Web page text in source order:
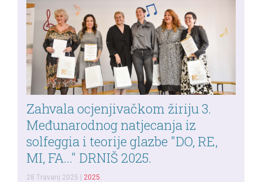
Zahvala ocjenjivačkom žiriju 3.
Međunarodnog natjecanja iz
solfeggia i teorije glazbe "DO, RE,
MI, FA..." DRNIŠ 2025.
28 Travanj 2025 | 2025.